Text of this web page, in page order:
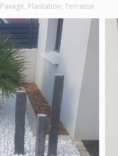
Pavage, Plantation, Terrasse